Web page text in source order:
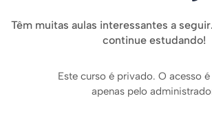
Têm muitas aulas interessantes a
continue estudando!
Este curso é privado. O acesso
apenas pelo